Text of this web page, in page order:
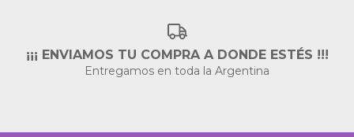
¡¡¡ ENVIAMOS TU COMPRA A DONDE ESTÉS !!!
Entregamos en toda la Argentina